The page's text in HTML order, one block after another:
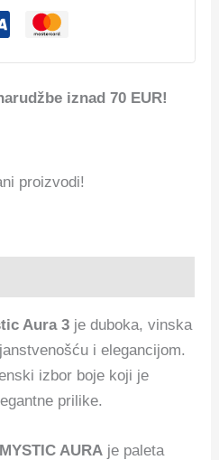
iznad 70 EUR!
proizvodi!
Aura 3 je duboka, vinska
i elegancijom.
izbor boje koji je
prilike.
MYSTIC AURA je paleta